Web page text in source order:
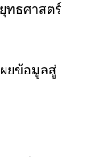
ทธศาสตร์
ผยข้อมูลสู่